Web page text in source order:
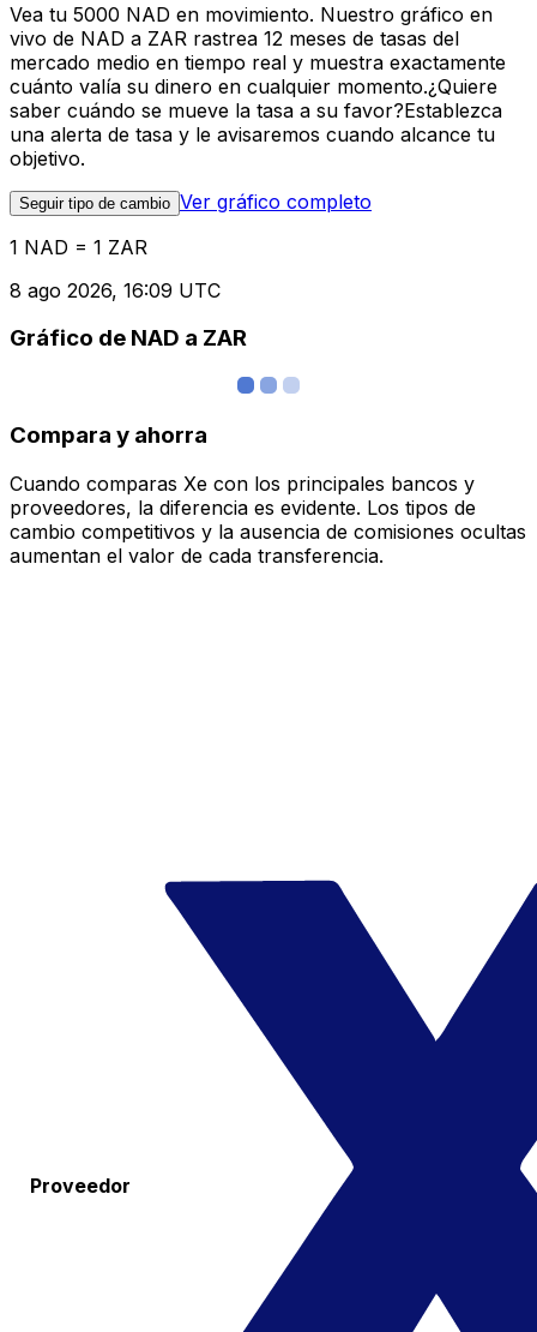
Vea tu 5000 NAD en movimiento. Nuestro gráfico en
vivo de NAD a ZAR rastrea 12 meses de tasas del
mercado medio en tiempo real y muestra exactamente
cuánto valía su dinero en cualquier momento.¿Quiere
saber cuándo se mueve la tasa a su favor?Establezca
una alerta de tasa y le avisaremos cuando alcance tu
objetivo.
Seguir tipo de cambio Ver gráfico completo
1 NAD = 1 ZAR
8 ago 2026, 16:09 UTC
Gráfico de NAD a ZAR
Compara y ahorra
Cuando comparas Xe con los principales bancos y
proveedores, la diferencia es evidente. Los tipos de
cambio competitivos y la ausencia de comisiones ocultas
aumentan el valor de cada transferencia.
Proveedor